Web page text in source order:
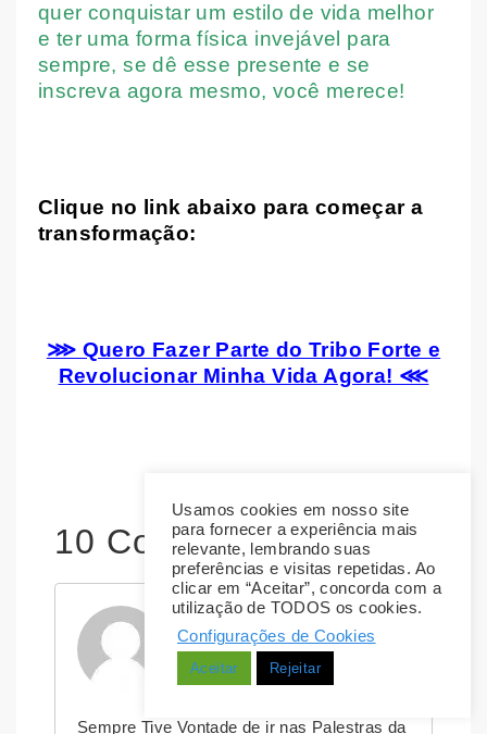
quer conquistar um estilo de vida melhor
e ter uma forma física invejável para
sempre, se dê esse presente e se
inscreva agora mesmo, você merece!
Clique no link abaixo para começar a
transformação:
⋙ Quero Fazer Parte do Tribo Forte e
Revolucionar Minha Vida Agora! ⋘
10 Comentários
Giulia
22/08/2018
Sempre Tive Vontade de ir nas Palestras da
Usamos cookies em nosso site
para fornecer a experiência mais
relevante, lembrando suas
preferências e visitas repetidas. Ao
clicar em “Aceitar”, concorda com a
utilização de TODOS os cookies.
Configurações de Cookies
Aceitar Rejeitar